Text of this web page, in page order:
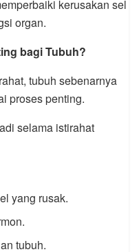
kerusakan sel
organ.
bagi Tubuh?
tubuh sebenarnya
proses penting.
selama istirahat
yang rusak.
tubuh.